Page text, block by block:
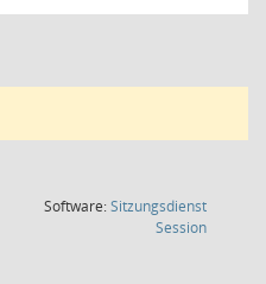
Software:Sitzungsdienst
Session(Wird in